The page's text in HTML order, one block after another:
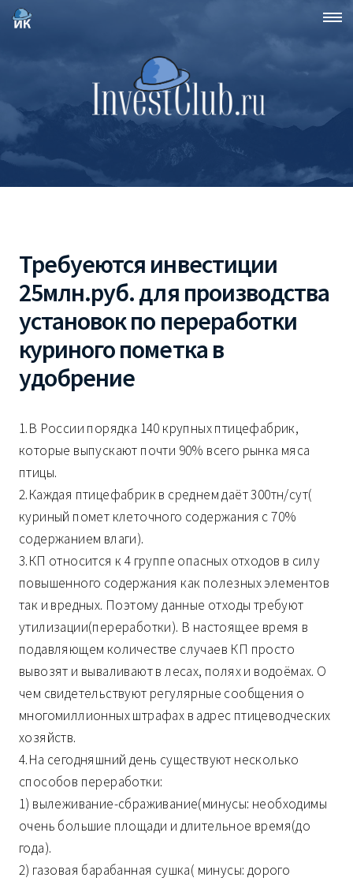
Требуеются инвестиции
25млн.руб. для производства
установок по переработки
куриного пометка в
удобрение
1.В России порядка 140 крупных птицефабрик,
которые выпускают почти 90% всего рынка мяса
птицы.
2.Каждая птицефабрик в среднем даёт 300тн/сут(
куриный помет клеточного содержания с 70%
содержанием влаги).
3.КП относится к 4 группе опасных отходов в силу
повышенного содержания как полезных элементов
так и вредных. Поэтому данные отходы требуют
утилизации(переработки). В настоящее время в
подавляющем количестве случаев КП просто
вывозят и вываливают в лесах, полях и водоёмах. О
чем свидетельствуют регулярные сообщения о
многомиллионных штрафах в адрес птицеводческих
хозяйств.
4.На сегодняшний день существуют несколько
способов переработки:
1) вылеживание-сбраживание(минусы: необходимы
очень большие площади и длительное время(до
года).
2) газовая барабанная сушка( минусы: дорого